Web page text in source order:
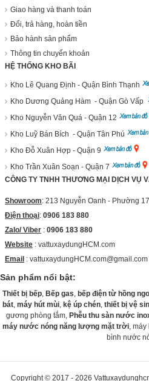
Giao hàng và thanh toán
Đổi, trả hàng, hoàn tiền
Bảo hành sản phẩm
Thông tin chuyển khoản
HỆ THỐNG KHO BÃI
Kho Lê Quang Định - Quận Bình Thạnh
Kho Dương Quảng Hàm - Quận Gò Vấp
Kho Nguyễn Văn Quá - Quận 12
Kho Luỹ Bán Bích - Quận Tân Phú
Kho Đỗ Xuân Hợp - Quận 9
Kho Trần Xuân Soạn - Quận 7
CÔNG TY TNHH THƯƠNG MẠI DỊCH VỤ
Showroom: 213 Nguyễn Oanh - Phường
Điện thoại: 0906 183 880
Zalo/ Viber : 0906 183 880
Website : vattuxaydungHCM.com
Email : vattuxaydungHCM.com@gmail.com
Sản phẩm nổi bật:
Thiết bị bếp, Bếp gas, bếp điện từ hồng
bát, máy hút mùi, kệ úp chén, thiết bị vệ
gương phòng tắm, Phễu thu sàn nước
máy nước nóng năng lượng mặt trời, máy
bình nước
Copyright © 2017 - 2026